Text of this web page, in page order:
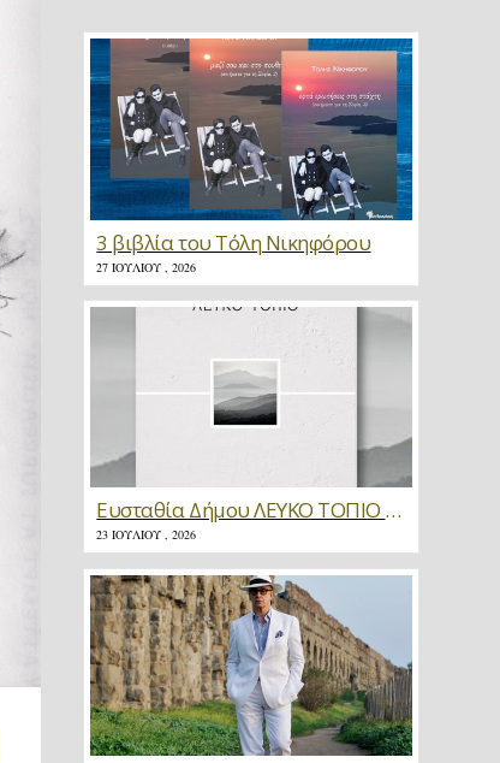
3 βιβλία του Τόλη Νικηφόρου
27 ΙΟΥΛΊΟΥ , 2026
Ευσταθία Δήμου ΛΕΥΚΟ ΤΟΠΙΟ * Κριτική
23 ΙΟΥΛΊΟΥ , 2026